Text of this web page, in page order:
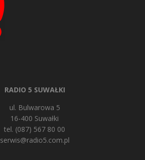
RADIO 5 SUWAŁKI
ul. Bulwarowa 5
16-400 Suwałki
tel. (087) 567 80 00
serwis@radio5.com.pl